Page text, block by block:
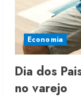
Economia
Dia dos
no varejo